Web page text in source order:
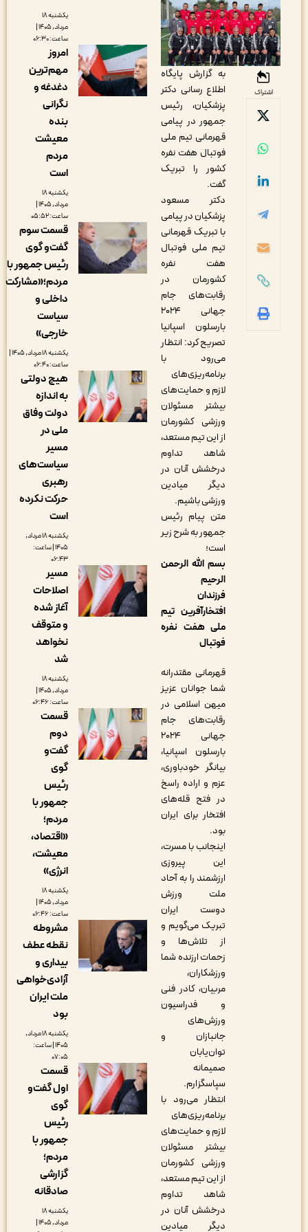
به گزارش پایگاه
اطلاع رسانی دکتر
پزشکیان، رئیس
جمهور در پیامی
قهرمانی تیم ملی
فوتبال هفت نفره
کشور را تبریک
دکتر مسعود
پزشکیان در پیامی
با تبریک قهرمانی
تیم ملی فوتبال
هفت نفره
کشورمان در
رقابت‌های جام
جهانی ۲۰۲۴
بارسلون اسپانیا
تصریح کرد: انتظار
می‌رود با
برنامه‌ریزی‌های
لازم و حمایت‌های
بیشتر مسئولان
ورزشی کشورمان
از این تیم مستعد،
شاهد تداوم
درخشش آنان در
دیگر میادین
ورزشی باشیم.
متن پیام رئیس
جمهور به شرح زیر
بسم الله الرحمن
افتخارآفرین تیم
ملی هفت نفره
قهرمانی مقتدرانه
شما جوانان عزیز
میهن اسلامی در
رقابت‌های جام
جهانی ۲۰۲۴
بارسلون اسپانیا،
بیانگر خودباوری،
عزم و اراده راسخ
در فتح قله‌های
افتخار برای ایران
اینجانب با مسرت،
این پیروزی
ارزشمند را به آحاد
ملت ورزش
دوست ایران
تبریک می‌گویم و
از تلاش‌ها و
زحمات ارزنده شما
ورزشکاران،
مربیان، کادر فنی
و فدراسیون
ورزش‌های
جانبازان و
توان‌یابان
صمیمانه
سپاسگزارم.
انتظار می‌رود با
برنامه‌ریزی‌های
لازم و حمایت‌های
بیشتر مسئولان
ورزشی کشورمان
از این تیم مستعد،
شاهد تداوم
درخشش آنان در
دیگر میادین
مرداد, ۱۴۰۵ |
امروز
مهم‌ترین
دغدغه و
معیشت
مرداد, ۱۴۰۵ |
قسمت سوم
گفت‌و گوی
رئیس جمهور با
مردم؛«مشارکت
داخلی و
سیاست
خارجی»
یکشنبه ۱۸ مرداد, ۱۴۰۵ |
هیچ دولتی
به اندازه
دولت وفاق
سیاست‌های
حرکت نکرده
یکشنبه ۱۸ مرداد,
۱۴۰۵ | ساعت:
مسیر
اصلاحات
آغاز شده
و متوقف
نخواهد
مرداد, ۱۴۰۵ |
قسمت
دوم
گفت‌و
جمهور با
«اقتصاد،
معیشت،
مرداد, ۱۴۰۵ |
مشروطه
نقطه عطف
بیداری و
آزادی‌خواهی
ملت ایران
یکشنبه ۱۸ مرداد,
۱۴۰۵ | ساعت:
قسمت
اول گفت‌و
گوی
جمهور با
صادقانه
مرداد, ۱۴۰۵ |